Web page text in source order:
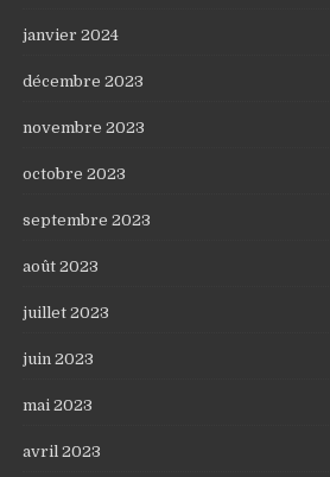
janvier 2024
décembre 2023
novembre 2023
octobre 2023
septembre 2023
août 2023
juillet 2023
juin 2023
mai 2023
avril 2023